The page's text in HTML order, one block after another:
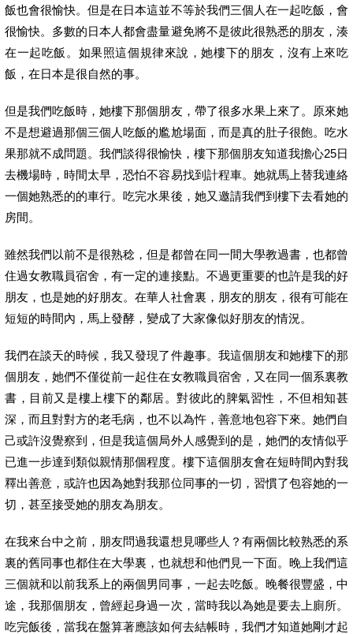
飯也會很愉快。但是在日本這並不等於我們三個人在一起吃飯，會
很愉快。多數的日本人都會盡量避免將不是彼此很熟悉的朋友，湊
在一起吃飯。如果照這個規律來說，她樓下的朋友，沒有上來吃
飯，在日本是很自然的事。
但是我們吃飯時，她樓下那個朋友，帶了很多水果上來了。原來她
不是想避過那個三個人吃飯的尷尬場面，而是真的肚子很飽。吃水
果那就不成問題。我們談得很愉快，樓下那個朋友知道我擔心25日
去機場時，時間太早，恐怕不容易找到計程車。她就馬上替我連絡
一個她熟悉的的車行。吃完水果後，她又邀請我們到樓下去看她的
房間。
雖然我們以前不是很熟稔，但是都曾在同一間大學教過書，也都曾
住過女教職員宿舍，有一定的連接點。不過更重要的也許是我的好
朋友，也是她的好朋友。在華人社會裏，朋友的朋友，很有可能在
短短的時間內，馬上發酵，變成了大家像似好朋友的情況。
我們在談天的時候，我又發現了件趣事。我這個朋友和她樓下的那
個朋友，她們不僅從前一起住在女教職員宿舍，又在同一個系裏教
書，目前又是樓上樓下的鄰居。對彼此的脾氣習性，不但相知甚
深，而且對對方的老毛病，也不以為忤，善意地包容下來。她們自
己或許沒覺察到，但是我這個局外人感覺到的是，她們的友情似乎
已進一步達到類似親情那個程度。樓下這個朋友會在短時間內對我
釋出善意，或許也因為她對我那位同事的一切，習慣了包容她的一
切，甚至接受她的朋友為朋友。
在我來台中之前，朋友問過我還想見哪些人？有兩個比較熟悉的系
裏的舊同事也都住在大學裏，也就想和他們見一下面。晚上我們這
三個就和以前我系上的兩個男同事，一起去吃飯。晚餐很豐盛，中
途，我那個朋友，曾經起身過一次，當時我以為她是要去上廁所。
吃完飯後，當我在盤算著應該如何去結帳時，我們才知道她剛才起